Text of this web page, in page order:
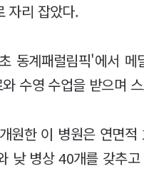
자리 잡았다.
동계패럴림픽'에서
수영 수업을 받으며
원한 이 병원은 연면
낮 병상 40개를 갖추